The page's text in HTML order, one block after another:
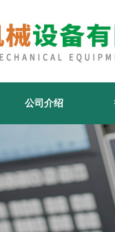
公司介绍